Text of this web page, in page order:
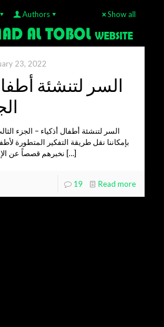
Authors Show all
23, 2022
السر لتنشئة
السر لتنشئة أطفال أذكياء – الجزء
بإمكاننا نقل طريقة التفكير المتطورة
نخبرهم قصصاً عن […]
19 Read more